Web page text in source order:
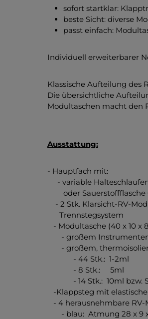
sofort startklar:
beste Sicht: diverse
passt einfach:
Individuell erweiterbarer
Klassische Aufteilung des
Die übersichtliche
Modultaschen macht den
Ausstattung:
- Hauptfach mit:
- variable
oder Sauerstoffflasche
- 2 Stk. Klarsicht-RV-
Trennstegsystem
- Modultasche (40 x 10 x
- großem
- großem,
- 44 Stk.: 1-2ml
- 8 Stk.: 5ml
- 14 Stk.: 10ml bzw.
-Klappsteg mit
- 4 herausnehmbare RV-
- blau: Atmung 28 x 9